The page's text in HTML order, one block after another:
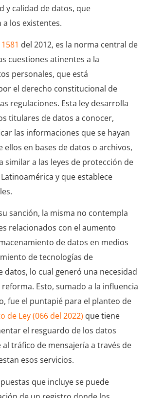
y calidad de datos, que
los existentes.
del 2012, es la norma central de
cuestiones atinentes a la
personales, que está
el derecho constitucional de
regulaciones. Esta ley desarrolla
titulares de datos a conocer,
las informaciones que se hayan
ellos en bases de datos o archivos,
similar a las leyes de protección de
y que establece
sanción, la misma no contempla
relacionados con el aumento
de datos en medios
de tecnologías de
datos, lo cual generó una necesidad
Esto, sumado a la influencia
fue el puntapié para el planteo de
de Ley (066 del 2022) que tiene
el resguardo de los datos
tráfico de mensajería a través de
esos servicios.
que incluye se puede